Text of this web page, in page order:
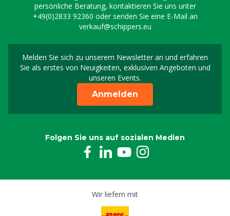
persönliche Beratung, kontaktieren Sie uns unter
+49(0)2833 92360 oder senden Sie eine E-Mail an
verkauf@schippers.eu
Melden Sie sich zu unserem Newsletter an und erfahren
Sie als erstes von Neuigkeiten, exklusiven Angeboten und
unseren Events.
Melden Sie sich für
Anmelden
Folgen Sie uns auf sozialen Medien
Wir liefern mit